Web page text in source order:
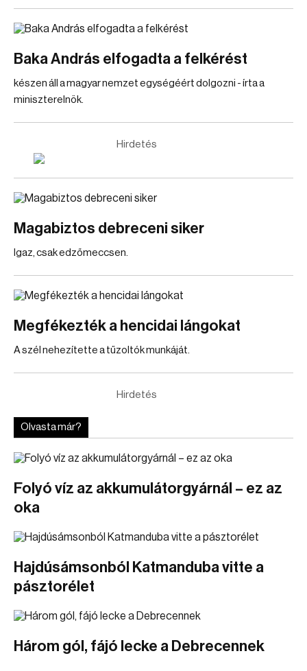
Baka András elfogadta a felkérést
készen áll a magyar nemzet egységéért dolgozni - írta a
miniszterelnök.
Hirdetés
Magabiztos debreceni siker
Igaz, csak edzőmeccsen.
Megfékezték a hencidai lángokat
A szél nehezítette a tűzoltók munkáját.
Hirdetés
Olvasta már?
Folyó víz az akkumulátorgyárnál – ez az
oka
Hajdúsámsonból Katmanduba vitte a
pásztorélet
Három gól, fájó lecke a Debrecennek